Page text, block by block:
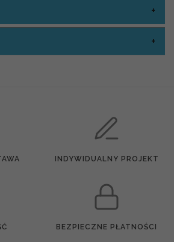
INDYWIDUALNY PROJEKT
BEZPIECZNE PŁATNOŚCI